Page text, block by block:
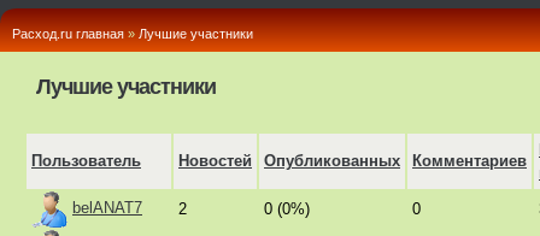
Расход.ru главная » Лучшие участники
Лучшие участники
Пользователь Новостей Опубликованных Комментариев
belANAT7
2 0 (0%) 0